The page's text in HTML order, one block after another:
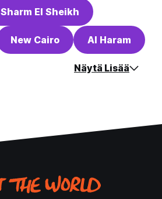
Sharm El Sheikh
New Cairo Al Haram
Näytä Lisää